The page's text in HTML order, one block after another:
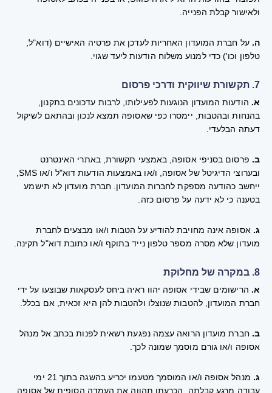
ולאישור קבלת הפנייה.
ה. על חברת המועדון האחריות לעדכן את פרטיה האישיים (דוא"ל,
טלפון וכו') כדי למנוע משלוח הודעות ליעד שגוי.
7. תקשורת שיווקית ודרכי פרסום
א. הודעות המועדון הנוגעות לפעילותו, לרבות עדכונים בתקנון,
בהנחות ובהטבות, יימסרו כפי שאסופה תמצא לנכון ובהתאם לשיקול
דעתה הבלעדי.
ב. פרסום בסניפי אסופה, באמצעי תקשורת, באתרי האינטרנט
ייחשב כהודעה מספקת לחברות המועדון. חברת מועדון לא תישמע
בטענה כי לא ידעה על פרסום כזה.
ג. אסופה אינה מחויבת להודיע על הטבות ו/או מבצעים לחברת
מועדון שלא מסרה מספר טלפון נייד בתוקף ו/או כתובת דוא"ל תקינה.
8. במקרה של מחלוקת
א. הרישומים שבידי אסופה יהוו ראיה ביחס לעסקאות שבוצעו על ידי
חברת המועדון, להטבות שנוצלו ולהטבות להן היא זכאית, אם בכלל.
ב. חברת מועדון הרואה עצמה נפגעת רשאית לפנות בכתב אל מנהל
אסופה ו/או גורם מוסמך שמונה לכך.
ג.
מנהל אסופה ו/או המוסמך מטעמו יכריע בהשגה בתוך 21 ימי
עבודה מרגע קבלתה. הכרעתו תהווה את העמדה הסופית של אסופה.